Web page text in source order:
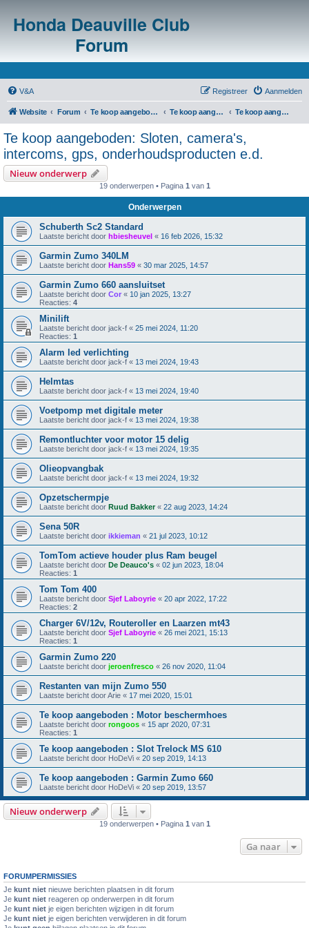
Honda Deauville Club
Forum
V&A Aanmelden
Registreer
Website Forum Te koop aangeboden/te koop gevraagd Te koop aangeboden: Algemeen Te koop aangeboden: Sloten, camera's, intercoms, gps, onderhoudsproducten e.d.
Te koop aangeboden: Sloten, camera's,
intercoms, gps, onderhoudsproducten e.d.
Nieuw onderwerp
19 onderwerpen • Pagina 1 van 1
Onderwerpen
Schuberth Sc2 Standard
Laatste bericht door hbiesheuvel « 16 feb 2026, 15:32
Garmin Zumo 340LM
Laatste bericht door Hans59 « 30 mar 2025, 14:57
Garmin Zumo 660 aansluitset
Laatste bericht door Cor « 10 jan 2025, 13:27
Reacties: 4
Minilift
Laatste bericht door jack-f « 25 mei 2024, 11:20
Reacties: 1
Alarm led verlichting
Laatste bericht door jack-f « 13 mei 2024, 19:43
Helmtas
Laatste bericht door jack-f « 13 mei 2024, 19:40
Voetpomp met digitale meter
Laatste bericht door jack-f « 13 mei 2024, 19:38
Remontluchter voor motor 15 delig
Laatste bericht door jack-f « 13 mei 2024, 19:35
Olieopvangbak
Laatste bericht door jack-f « 13 mei 2024, 19:32
Opzetschermpje
Laatste bericht door Ruud Bakker« 22 aug 2023, 14:24
Sena 50R
Laatste bericht door ikkieman « 21 jul 2023, 10:12
TomTom actieve houder plus Ram beugel
Laatste bericht door De Deauco's « 02 jun 2023, 18:04
Reacties: 1
Tom Tom 400
Laatste bericht door Sjef Laboyrie « 20 apr 2022, 17:22
Reacties: 2
Charger 6V/12v, Routeroller en Laarzen mt43
Laatste bericht door Sjef Laboyrie « 26 mei 2021, 15:13
Reacties: 1
Garmin Zumo 220
Laatste bericht door jeroenfresco « 26 nov 2020, 11:04
Restanten van mijn Zumo 550
Laatste bericht doorArie « 17 mei 2020, 15:01
Te koop aangeboden : Motor beschermhoes
Laatste bericht door rongoos « 15 apr 2020, 07:31
Reacties: 1
Te koop aangeboden : Slot Trelock MS 610
Laatste bericht door HoDeVi « 20 sep 2019, 14:13
Te koop aangeboden : Garmin Zumo 660
Laatste bericht door HoDeVi « 20 sep 2019, 13:57
Nieuw onderwerp
19 onderwerpen • Pagina 1 van 1
Ga naar
FORUMPERMISSIES
Je kunt niet nieuwe berichten plaatsen in dit forum
Je kunt niet reageren op onderwerpen in dit forum
Je kunt niet je eigen berichten wijzigen in dit forum
Je kunt niet je eigen berichten verwijderen in dit forum